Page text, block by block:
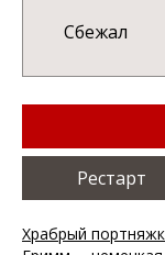
Сбежал
Рестарт
Храбрый